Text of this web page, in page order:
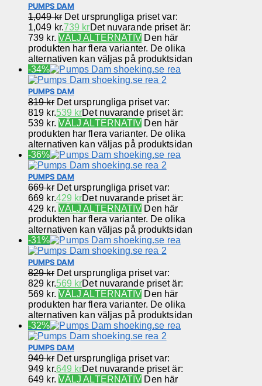
PUMPS DAM
1,049kr Det ursprungliga priset var:
1,049 kr.739 krDet nuvarande priset är:
739 kr. VÄLJ ALTERNATIV Den här
produkten har flera varianter. De olika
alternativen kan väljas på produktsidan
-34%
PUMPS DAM
819kr Det ursprungliga priset var:
819 kr.539 krDet nuvarande priset är:
539 kr. VÄLJ ALTERNATIV Den här
produkten har flera varianter. De olika
alternativen kan väljas på produktsidan
-36%
PUMPS DAM
669kr Det ursprungliga priset var:
669 kr.429 krDet nuvarande priset är:
429 kr. VÄLJ ALTERNATIV Den här
produkten har flera varianter. De olika
alternativen kan väljas på produktsidan
-31%
PUMPS DAM
829kr Det ursprungliga priset var:
829 kr.569 krDet nuvarande priset är:
569 kr. VÄLJ ALTERNATIV Den här
produkten har flera varianter. De olika
alternativen kan väljas på produktsidan
-32%
PUMPS DAM
949kr Det ursprungliga priset var:
949 kr.649 krDet nuvarande priset är:
649 kr. VÄLJ ALTERNATIV Den här